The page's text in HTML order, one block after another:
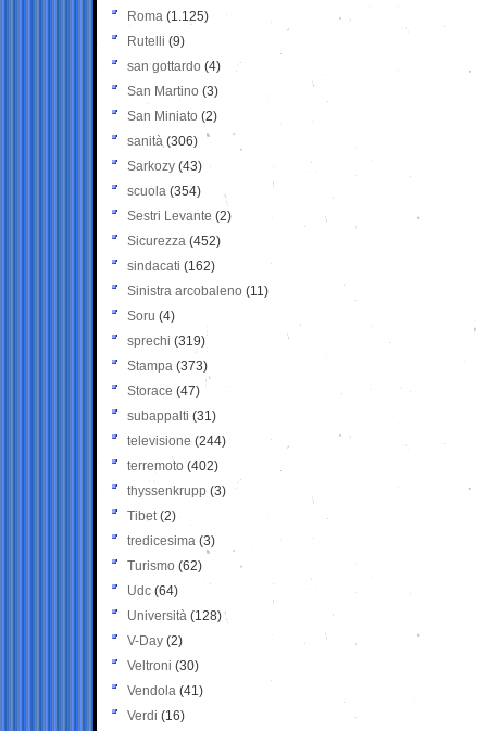
Roma (1.125)
Rutelli (9)
san gottardo (4)
San Martino (3)
San Miniato (2)
sanità (306)
Sarkozy (43)
scuola (354)
Sestri Levante (2)
Sicurezza (452)
sindacati (162)
Sinistra arcobaleno (11)
Soru (4)
sprechi (319)
Stampa (373)
Storace (47)
subappalti (31)
televisione(244)
terremoto (402)
thyssenkrupp (3)
Tibet(2)
tredicesima (3)
Turismo (62)
Udc (64)
Università (128)
V-Day (2)
Veltroni (30)
Vendola (41)
Verdi (16)